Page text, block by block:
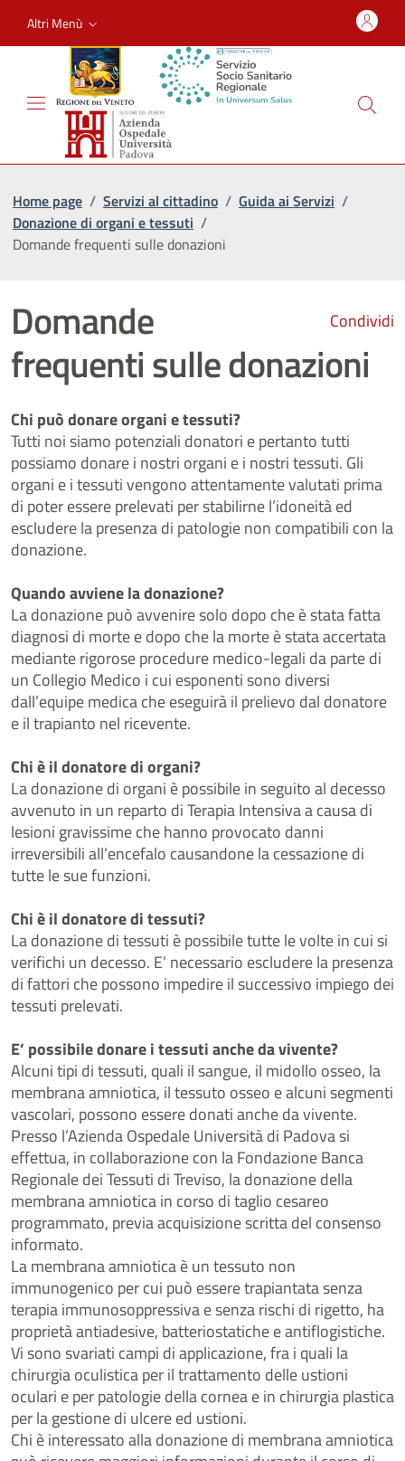
Altri Menù
Home page / Servizi al cittadino / Guida ai Servizi /
Donazione di organi e tessuti /
Domande frequenti sulle donazioni
Condividi
Domande
frequenti sulle donazioni
Chi può donare organi e tessuti?
Tutti noi siamo potenziali donatori e pertanto tutti
possiamo donare i nostri organi e i nostri tessuti. Gli
organi e i tessuti vengono attentamente valutati prima
di poter essere prelevati per stabilirne l’idoneità ed
escludere la presenza di patologie non compatibili con la
donazione.
Quando avviene la donazione?
La donazione può avvenire solo dopo che è stata fatta
diagnosi di morte e dopo che la morte è stata accertata
mediante rigorose procedure medico-legali da parte di
un Collegio Medico i cui esponenti sono diversi
dall’equipe medica che eseguirà il prelievo dal donatore
e il trapianto nel ricevente.
Chi è il donatore di organi?
La donazione di organi è possibile in seguito al decesso
avvenuto in un reparto di Terapia Intensiva a causa di
lesioni gravissime che hanno provocato danni
irreversibili all’encefalo causandone la cessazione di
tutte le sue funzioni.
Chi è il donatore di tessuti?
La donazione di tessuti è possibile tutte le volte in cui si
verifichi un decesso. E’ necessario escludere la presenza
di fattori che possono impedire il successivo impiego dei
tessuti prelevati.
E’ possibile donare i tessuti anche da vivente?
Alcuni tipi di tessuti, quali il sangue, il midollo osseo, la
membrana amniotica, il tessuto osseo e alcuni segmenti
vascolari, possono essere donati anche da vivente.
Presso l’Azienda Ospedale Università di Padova si
effettua, in collaborazione con la Fondazione Banca
Regionale dei Tessuti di Treviso, la donazione della
membrana amniotica in corso di taglio cesareo
programmato, previa acquisizione scritta del consenso
informato.
La membrana amniotica è un tessuto non
immunogenico per cui può essere trapiantata senza
terapia immunosoppressiva e senza rischi di rigetto, ha
proprietà antiadesive, batteriostatiche e antiflogistiche.
Vi sono svariati campi di applicazione, fra i quali la
chirurgia oculistica per il trattamento delle ustioni
oculari e per patologie della cornea e in chirurgia plastica
per la gestione di ulcere ed ustioni.
Chi è interessato alla donazione di membrana amniotica